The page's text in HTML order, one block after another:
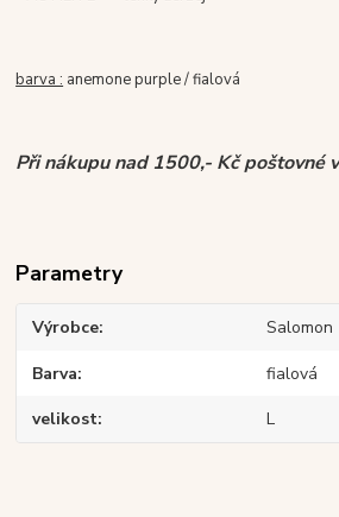
barva : anemone purple / fialová
Při nákupu nad 1500,- Kč poštovné
Parametry
Výrobce Salomon
Barva fialová
velikost L